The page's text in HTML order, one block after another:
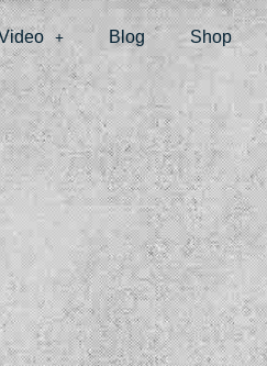
Blog Shop